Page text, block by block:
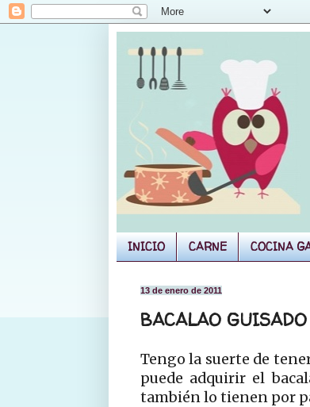
INICIO CARNE COCINA
13 de enero de 2011
BACALAO
Tengo la suerte de
puede adquirir el
también lo tienen por